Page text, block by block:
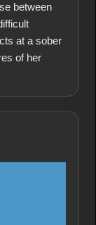
between
at a sober
of her